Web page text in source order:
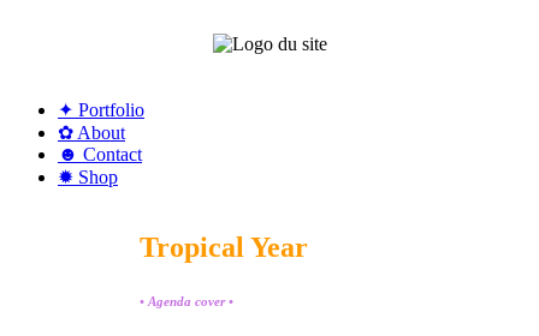
✦ Portfolio
✿ About
☻ Contact
✹ Shop
Tropical Year
• Agenda cover •